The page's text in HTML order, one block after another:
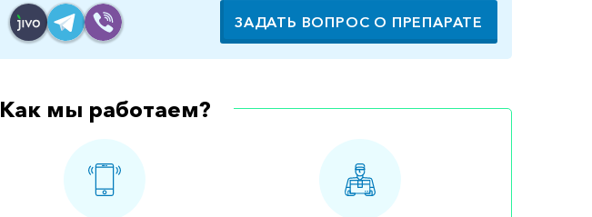
ЗАДАТЬ ВОПРОС О ПРЕПАРАТЕ
Как мы работаем?